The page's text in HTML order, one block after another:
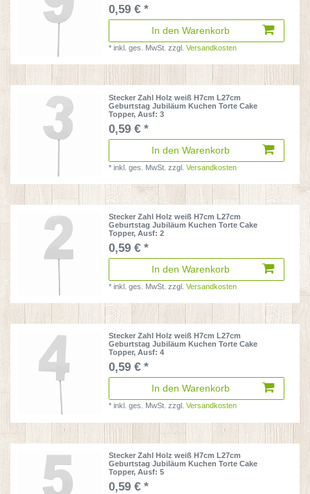
0,59 € *
In den Warenkorb
*inkl. ges. MwSt. zzgl.Versandkosten
Stecker Zahl Holz weiß H7cm L27cm
Geburtstag Jubiläum Kuchen Torte Cake
Topper, Ausf: 3
0,59 € *
In den Warenkorb
*inkl. ges. MwSt. zzgl.Versandkosten
Stecker Zahl Holz weiß H7cm L27cm
Geburtstag Jubiläum Kuchen Torte Cake
Topper, Ausf: 2
0,59 € *
In den Warenkorb
*inkl. ges. MwSt. zzgl.Versandkosten
Stecker Zahl Holz weiß H7cm L27cm
Geburtstag Jubiläum Kuchen Torte Cake
Topper, Ausf: 4
0,59 € *
In den Warenkorb
*inkl. ges. MwSt. zzgl.Versandkosten
Stecker Zahl Holz weiß H7cm L27cm
Geburtstag Jubiläum Kuchen Torte Cake
Topper, Ausf: 5
0,59 € *